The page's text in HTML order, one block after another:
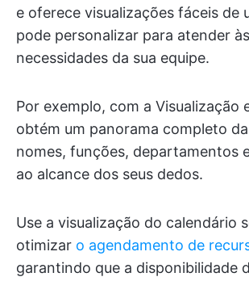
e oferece visualizações fáceis de
pode personalizar para atender às
necessidades da sua equipe.
Por exemplo, com a Visualização
obtém um panorama completo
nomes, funções, departamentos
ao alcance dos seus dedos.
Use a visualização do calendário
otimizar o agendamento de
garantindo que a disponibilidade